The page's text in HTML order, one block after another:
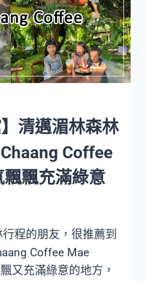
】清邁湄林森林
Coffee
飄充滿綠意
程的朋友，很推薦到
Coffee Mae
又充滿綠意的地方，